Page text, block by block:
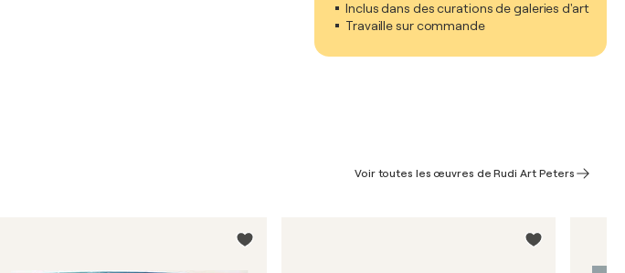
Inclus dans des curations de galeries d'art
Travaille sur commande
Voir toutes les œuvres de Rudi Art Peters